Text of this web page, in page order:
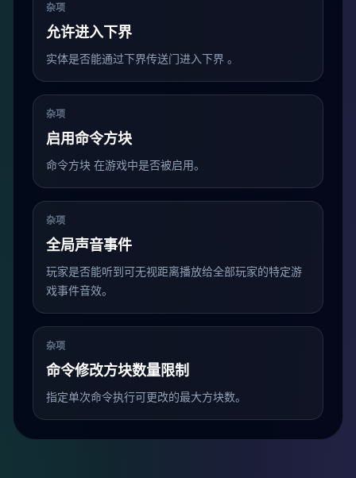
杂项
允许进入下界
实体是否能通过下界传送门进入下界 。
杂项
启用命令方块
命令方块 在游戏中是否被启用。
杂项
全局声音事件
玩家是否能听到可无视距离播放给全部玩家的特定游
戏事件音效。
杂项
命令修改方块数量限制
指定单次命令执行可更改的最大方块数。